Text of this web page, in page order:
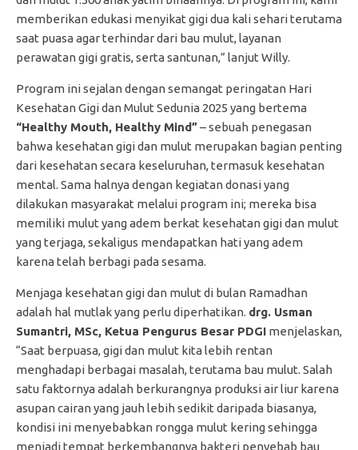
memberikan edukasi menyikat gigi dua kali sehari terutama
saat puasa agar terhindar dari bau mulut, layanan
perawatan gigi gratis, serta santunan,” lanjut Willy.
Program ini sejalan dengan semangat peringatan Hari
Kesehatan Gigi dan Mulut Sedunia 2025 yang bertema
“Healthy Mouth, Healthy Mind”– sebuah penegasan
bahwa kesehatan gigi dan mulut merupakan bagian penting
dari kesehatan secara keseluruhan, termasuk kesehatan
mental. Sama halnya dengan kegiatan donasi yang
dilakukan masyarakat melalui program ini; mereka bisa
memiliki mulut yang adem berkat kesehatan gigi dan mulut
yang terjaga, sekaligus mendapatkan hati yang adem
karena telah berbagi pada sesama.
Menjaga kesehatan gigi dan mulut di bulan Ramadhan
adalah hal mutlak yang perlu diperhatikan. drg. Usman
Sumantri, MSc, Ketua Pengurus Besar PDGI menjelaskan,
“Saat berpuasa, gigi dan mulut kita lebih rentan
menghadapi berbagai masalah, terutama bau mulut. Salah
satu faktornya adalah berkurangnya produksi air liur karena
asupan cairan yang jauh lebih sedikit daripada biasanya,
kondisi ini menyebabkan rongga mulut kering sehingga
menjadi tempat berkembangnya bakteri penyebab bau